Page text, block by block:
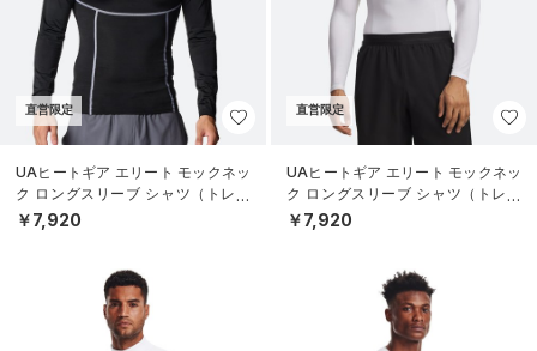
直営限定
UAヒートギア エリート モックネッ
ク ロングスリーブ シャツ（トレー
ニング/MEN）
￥7,920
直営限定
UAヒートギア エリート モックネッ
ク ロングスリーブ シャツ（トレー
ニング/MEN）
￥7,920